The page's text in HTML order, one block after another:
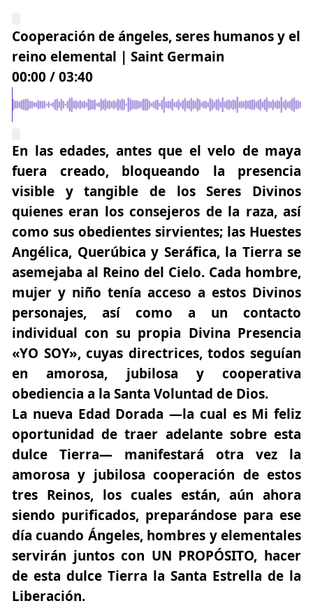
Cooperación de ángeles, seres humanos y el
reino elemental | Saint Germain
00:00 /03:40
En las edades, antes que el velo de maya
fuera creado, bloqueando la presencia
visible y tangible de los Seres Divinos
quienes eran los consejeros de la raza, así
como sus obedientes sirvientes; las Huestes
Angélica, Querúbica y Seráfica, la Tierra se
asemejaba al Reino del Cielo. Cada hombre,
mujer y niño tenía acceso a estos Divinos
personajes, así como a un contacto
individual con su propia Divina Presencia
«YO SOY», cuyas directrices, todos seguían
en amorosa, jubilosa y cooperativa
obediencia a la Santa Voluntad de Dios.
La nueva Edad Dorada —la cual es Mi feliz
oportunidad de traer adelante sobre esta
dulce Tierra— manifestará otra vez la
amorosa y jubilosa cooperación de estos
tres Reinos, los cuales están, aún ahora
siendo purificados, preparándose para ese
día cuando Ángeles, hombres y elementales
servirán juntos con UN PROPÓSITO, hacer
de esta dulce Tierra la Santa Estrella de la
Liberación.